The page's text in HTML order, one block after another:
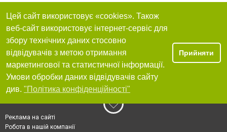
Цей сайт використовує «cookies». Також
веб-сайт використовує інтернет-сервіс для
збору технічних даних стосовно
відвідувачів з метою отримання
маркетингової та статистичної інформації.
Умови обробки даних відвідувачів сайту
див. "Політика конфіденційності"
Прийняти
Реклама на сайті
Робота в нашій компанії